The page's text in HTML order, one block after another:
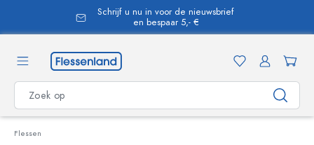
Schrijf u nu in voor de nieuwsbrief
en bespaar 5,- €
Flessen